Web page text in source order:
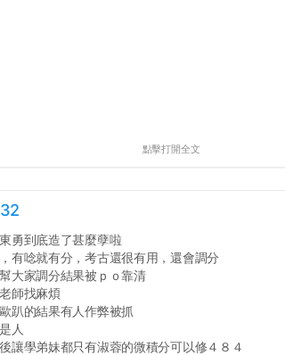
點擊打開全文
勇到底造了甚麼孽啦
有唸就有分，考古還很有用，還會調分
大家調分結果被ｐｏ靠清
師找麻煩
趴的結果有人作弊被抓
人
讓學弟妹都只有淑蓉的微積分可以修４８４